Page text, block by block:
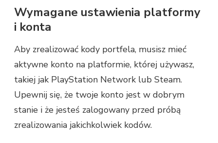
Wymagane ustawienia platformy
i konta
Aby zrealizować kody portfela, musisz mieć
aktywne konto na platformie, której używasz,
takiej jak PlayStation Network lub Steam.
Upewnij się, że twoje konto jest w dobrym
stanie i że jesteś zalogowany przed próbą
zrealizowania jakichkolwiek kodów.